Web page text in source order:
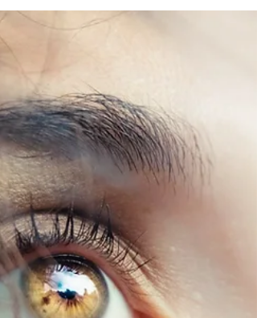
avez toujours voulu savoir sur le stress pour
mieux vous en protéger.